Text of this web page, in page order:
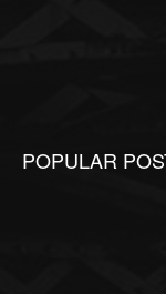
POPULAR